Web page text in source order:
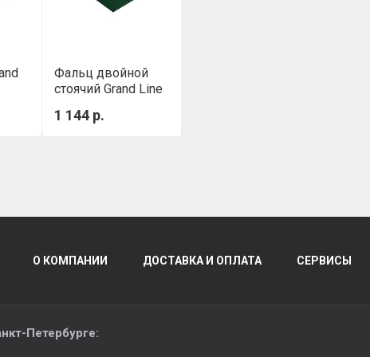
Фальц двойной
стоячий Grand Line
на замках RAL
1 144 р.
О КОМПАНИИ ДОСТАВКА И ОПЛАТА СЕРВИСЫ
Петербурге: